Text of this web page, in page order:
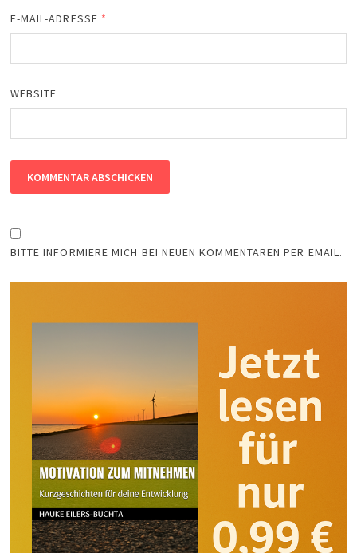
E-MAIL-ADRESSE *
WEBSITE
BITTE INFORMIERE MICH BEI NEUEN KOMMENTAREN PER EMAIL.